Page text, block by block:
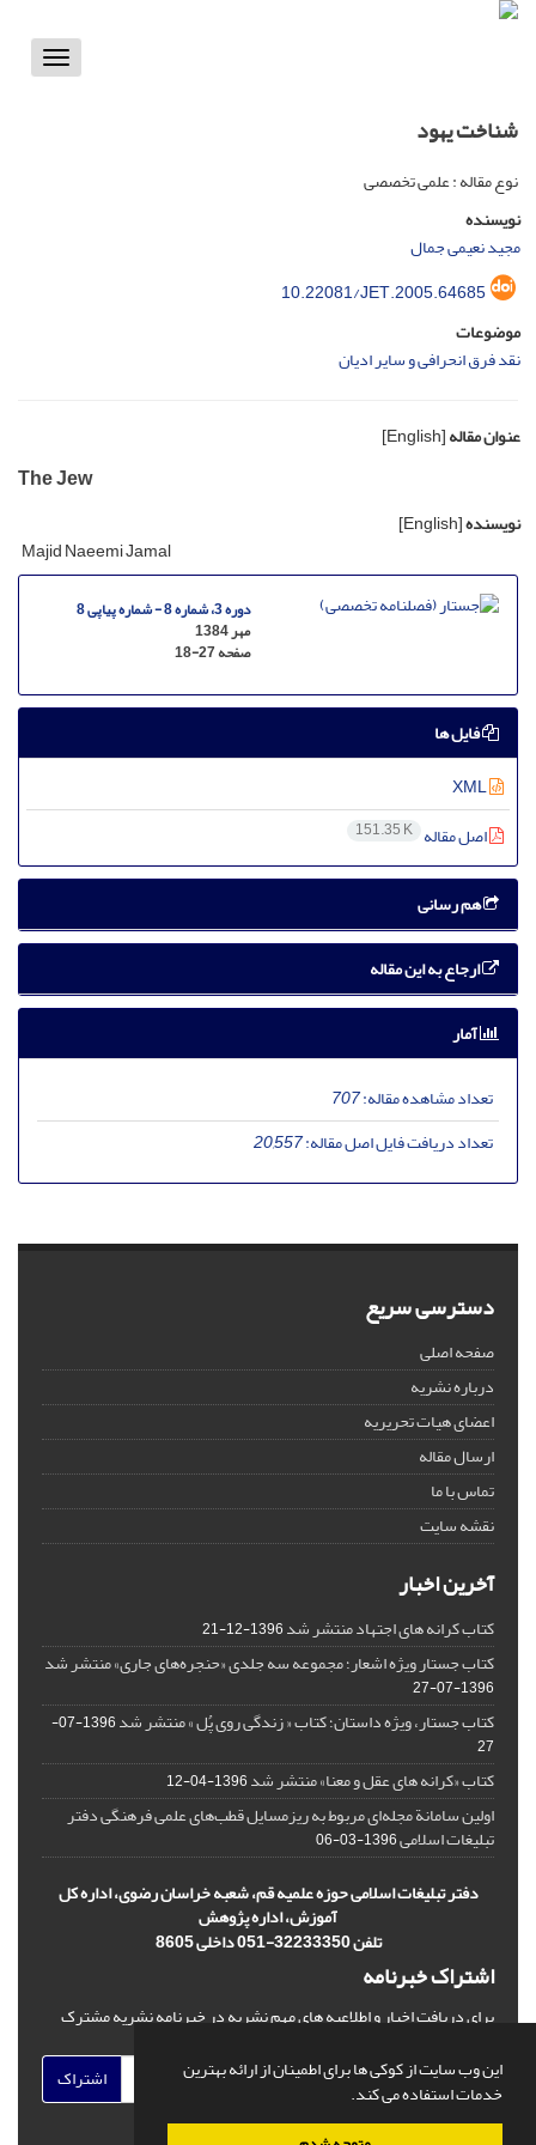
این وب سایت از کوکی ها برای اطمینان از ارائه بهترین
خدمات استفاده می کند.
Toggle
شناخت یهود
نوع مقاله : علمی تخصصی
نویسنده
مجید نعیمی جمال
10.22081/JET.2005.64685
موضوعات
نقد فرق انحرافی و سایر ادیان
عنوان مقاله[English]
The Jew
نویسنده[English]
Majid Naeemi Jamal
دوره 3، شماره 8 - شماره پیاپی 8
مهر 1384
صفحه18-27
فایل ها
اصل مقاله 151.35 K
هم رسانی
ارجاع به این مقاله
آمار
تعداد مشاهده مقاله:707
تعداد دریافت فایل اصل مقاله:20,557
دسترسی سریع
صفحه اصلی
درباره نشریه
اعضای هیات تحریریه
ارسال مقاله
تماس با ما
نقشه سایت
آخرین اخبار
کتاب کرانه های اجتهاد منتشر شد1396-12-21
کتاب جستار ویژه اشعار؛ مجموعه سه جلدی «حنجره‌های جاری» منتشر شد
1396-07-27
کتاب جستار، ویژه داستان؛ کتاب « زندگی روی پُل » منتشر شد
1396-07-
27
کتاب «کرانه های عقل و معنا» منتشر شد1396-04-12
اولین سامانة مجله‌ای مربوط به ریزمسایل‌ قطب‌های علمی فرهنگی دفتر
تبلیغات اسلامی1396-03-06
دفتر تبلیغات اسلامی حوزه علمیه قم، شعبه خراسان رضوی، اداره کل
آموزش، اداره پژوهش
تلفن 32233350-051 داخلی 8605
اشتراک خبرنامه
برای دریافت اخبار و اطلاعیه های مهم نشریه در خبرنامه نشریه مشترک
اشتراک